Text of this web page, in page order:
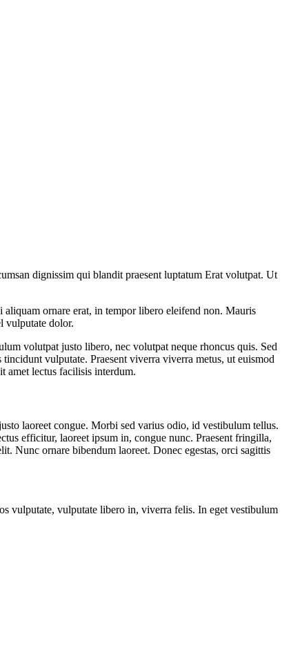
dignissim qui blandit praesent luptatum Erat volutpat. Ut
ornare erat, in tempor libero eleifend non. Mauris
vulputate dolor.
volutpat justo libero, nec volutpat neque rhoncus quis. Sed
vulputate. Praesent viverra viverra metus, ut euismod
amet lectus facilisis interdum.
laoreet congue. Morbi sed varius odio, id vestibulum tellus.
efficitur, laoreet ipsum in, congue nunc. Praesent fringilla,
Nunc ornare bibendum laoreet. Donec egestas, orci sagittis
vulputate, vulputate libero in, viverra felis. In eget vestibulum